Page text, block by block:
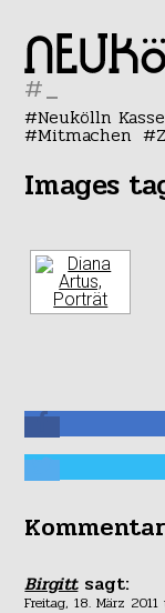
#
Neukölln
Mitmachen
Images
Birgitt sagt:
Freitag, 18. März